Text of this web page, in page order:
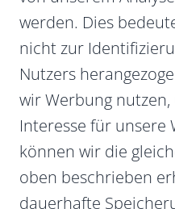
werden. Dies
nicht zur
Nutzers
wir Werbung
Interesse für unsere
können wir die
oben beschrieben
dauerhafte